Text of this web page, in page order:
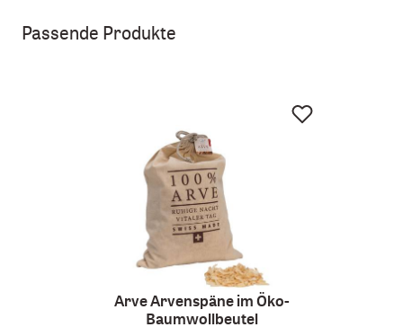
Passende Produkte
Arve Arvenspäne im Öko-
Baumwollbeutel